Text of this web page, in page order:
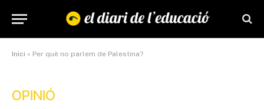
Inici » Per què no parlem de Palestina?
OPINIÓ